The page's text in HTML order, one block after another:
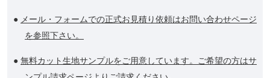
● メール・フォームでの正式お見積り依頼はお問い合わせページ
を参照下さい。
● 無料カット生地サンプルをご用意しています。ご希望の方はサ